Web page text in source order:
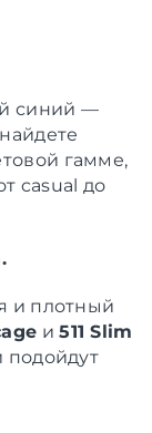
синий —
найдете
гамме,
casual до
и плотный
и511 Slim
подойдут